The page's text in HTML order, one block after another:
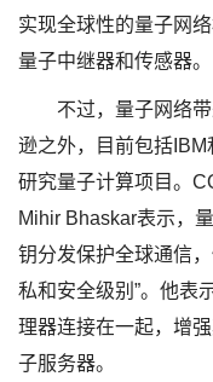
实现全球性的量子网
量子中继器和传感器。
不过，量子网络
逊之外，目前包括
研究量子计算项目。
Mihir Bhaskar表示，
钥分发保护全球通信
私和安全级别”。他表
理器连接在一起，增
子服务器。